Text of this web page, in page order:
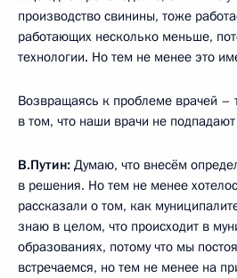
производство свинины, тоже
работающих несколько меньше,
технологии. Но тем не менее это
Возвращаясь к проблеме врачей –
в том, что наши врачи не
В.Путин: Думаю, что внесём
в решения. Но тем не менее
рассказали о том, как
знаю в целом, что происходит в
образованиях, потому что мы
встречаемся, но тем не менее на